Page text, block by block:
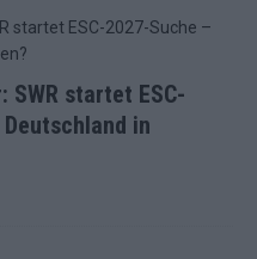
SWR startet ESC-
in